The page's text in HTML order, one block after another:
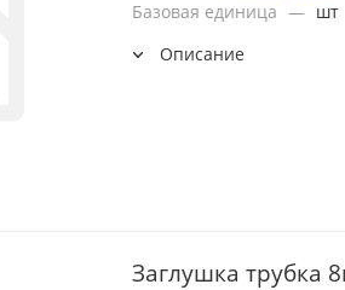
Базовая единица — шт
Описание
Заглушка трубка